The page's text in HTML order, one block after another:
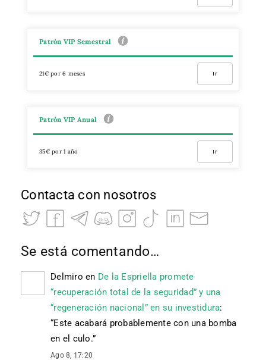
Patrón VIP Semestral
21€ por 6 meses Ir
Patrón VIP Anual
35€ por 1 año Ir
Contacta con nosotros
Se está comentando…
Delmiro en De la Espriella promete
“recuperación total de la seguridad” y una
“regeneración nacional” en su investidura:
“Este acabará probablemente con una bomba
en el culo.”
Ago 8, 17:20